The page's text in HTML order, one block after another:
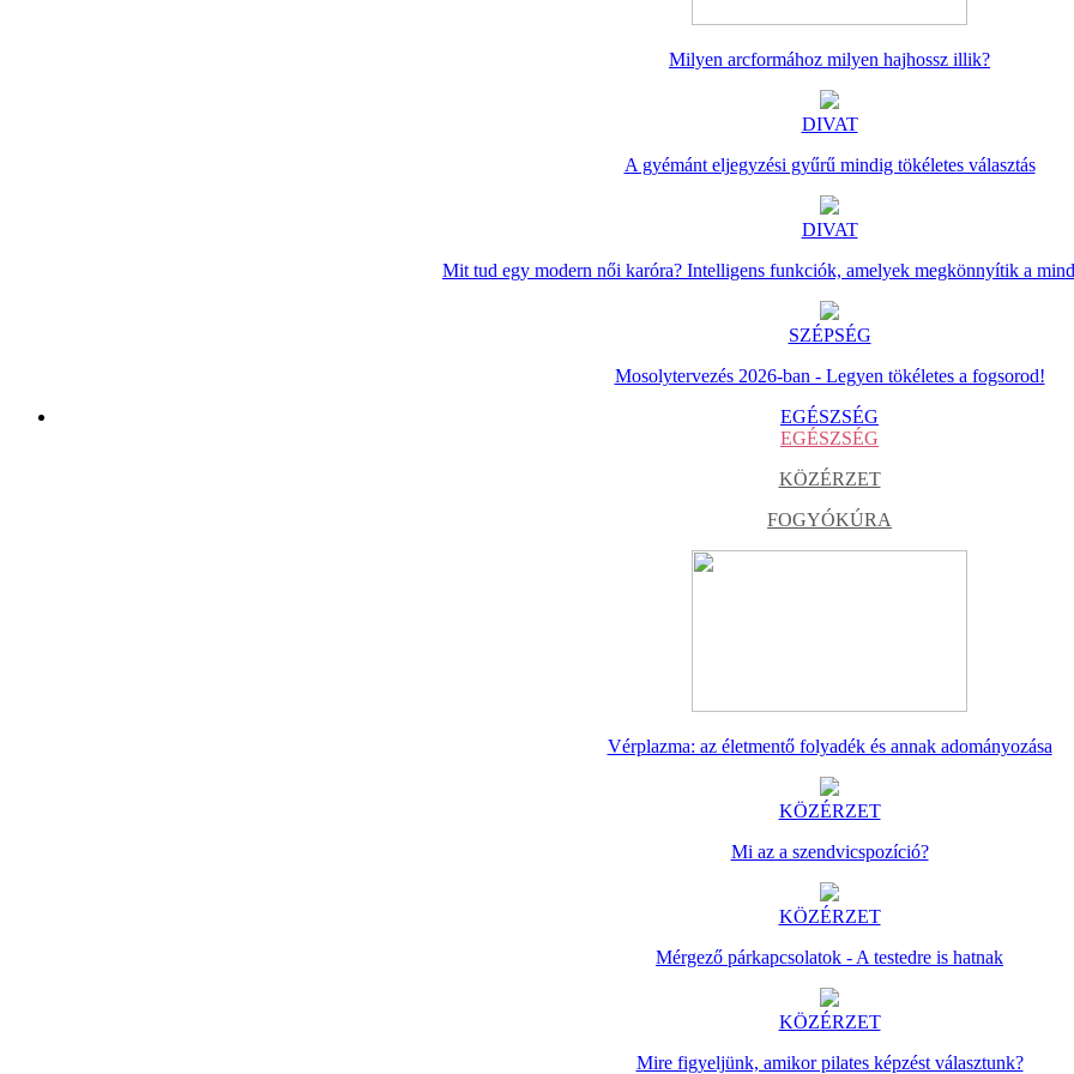
Milyen arcformához milyen hajhossz illik?
DIVAT
A gyémánt eljegyzési gyűrű mindig tökéletes választás
DIVAT
Mit tud egy modern női karóra? Intelligens funkciók, amelyek megkönnyítik a
SZÉPSÉG
Mosolytervezés 2026-ban - Legyen tökéletes a fogsorod!
EGÉSZSÉG
EGÉSZSÉG
KÖZÉRZET
FOGYÓKÚRA
Vérplazma: az életmentő folyadék és annak adományozása
KÖZÉRZET
Mi az a szendvicspozíció?
KÖZÉRZET
Mérgező párkapcsolatok - A testedre is hatnak
KÖZÉRZET
Mire figyeljünk, amikor pilates képzést választunk?